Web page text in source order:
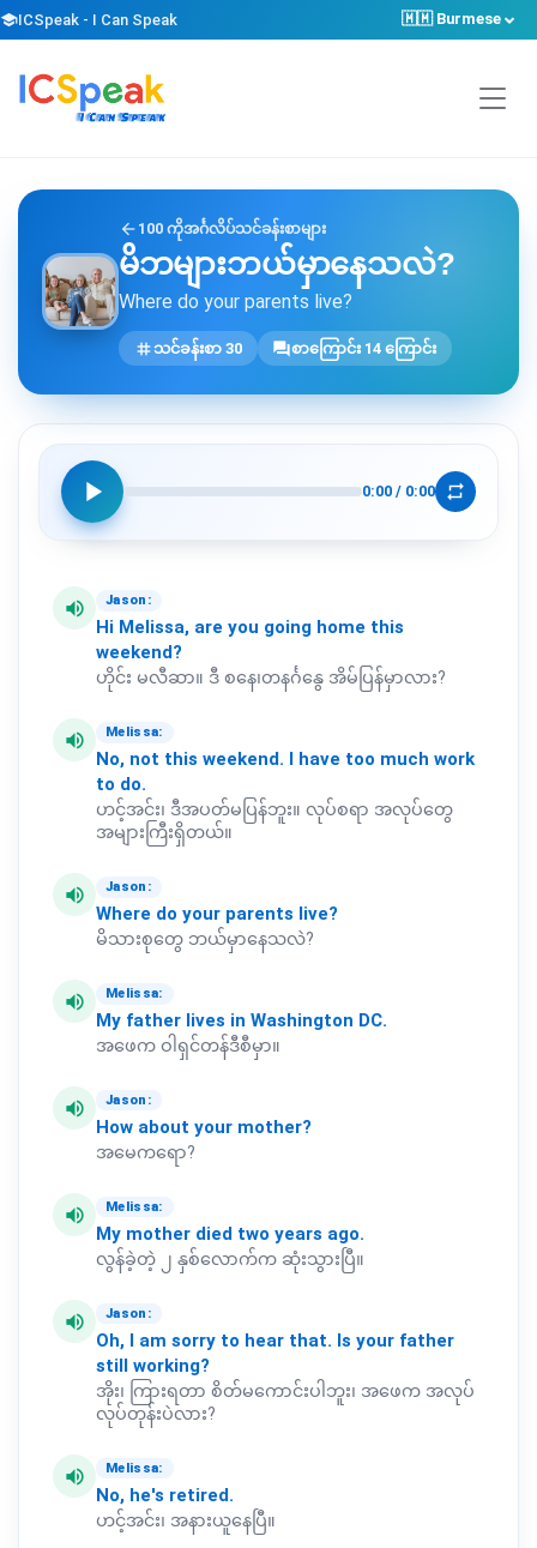
schoolICSpeak - I Can Speak 🇲🇲 Burmese
arrow_back 100 ကိုအင်္ဂလိပ်သင်ခန်းစာများ
မိဘများဘယ်မှာနေသလဲ?
Where do your parents live?
tagသင်ခန်းစာ 30 forumစာကြောင်း 14 ကြောင်း
play_arrow 0:00 / 0:00 repeat
volume_up Jason:
Hi Melissa, are you going home this
weekend?
ဟိုင်း မလီဆာ။ ဒီ စနေ၊တနင်္ဂနွေ အိမ်ပြန်မှာလား?
volume_up Melissa:
No, not this weekend. I have too much work
to do.
ဟင့်အင်း၊ ဒီအပတ်မပြန်ဘူး။ လုပ်စရာ အလုပ်တွေ
အများကြီးရှိတယ်။
volume_up Jason:
Where do your parents live?
မိသားစုတွေ ဘယ်မှာနေသလဲ?
volume_up Melissa:
My father lives in Washington DC.
အဖေက ဝါရှင်တန်ဒီစီမှာ။
volume_up Jason:
How about your mother?
အမေကရော?
volume_up Melissa:
My mother died two years ago.
လွန်ခဲ့တဲ့ ၂ နှစ်လောက်က ဆုံးသွားပြီ။
volume_up Jason:
Oh, I am sorry to hear that. Is your father
still working?
အိုး၊ ကြားရတာ စိတ်မကောင်းပါဘူး၊ အဖေက အလုပ်
လုပ်တုန်းပဲလား?
volume_up Melissa:
No, he's retired.
ဟင့်အင်း၊ အနားယူနေပြီ။